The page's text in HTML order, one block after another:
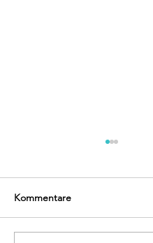
Frohe Weihnachten!
Kommentare